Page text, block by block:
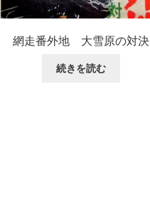
網走番外地 大雪原の対決
続きを読む